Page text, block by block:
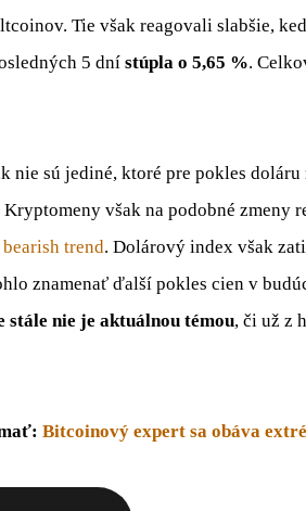
Tie však reagovali slabšie,
5 dní stúpla o 5,65 %.
nie sú jediné, ktoré pre pokles doláru
Kryptomeny však na podobné
bearish trend. Dolárový index však
znamenať ďalší pokles cien v
stále nie je aktuálnou témou, či už z
Bitcoinový expert sa obáva